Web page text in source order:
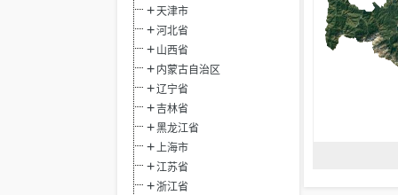
天津市
河北省
山西省
内蒙古自治区
辽宁省
吉林省
黑龙江省
上海市
江苏省
浙江省